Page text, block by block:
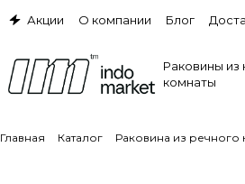
Акции О компании Блог
Раковины из
комнаты
Главная Каталог Раковина из речного